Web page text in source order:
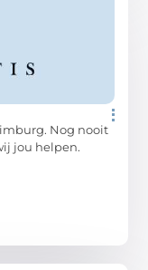
Nog nooit
jou helpen.